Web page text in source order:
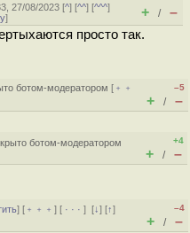
27/08/2023 [^] [^^] [^^^]
] + / –
просто так.
ботом-модератором [ ﹢﹢
–5
+ / –
ботом-модератором
+4
+ / –
] [ ﹢﹢﹢] [ · · ·][↓] [↑]
–4
+ / –